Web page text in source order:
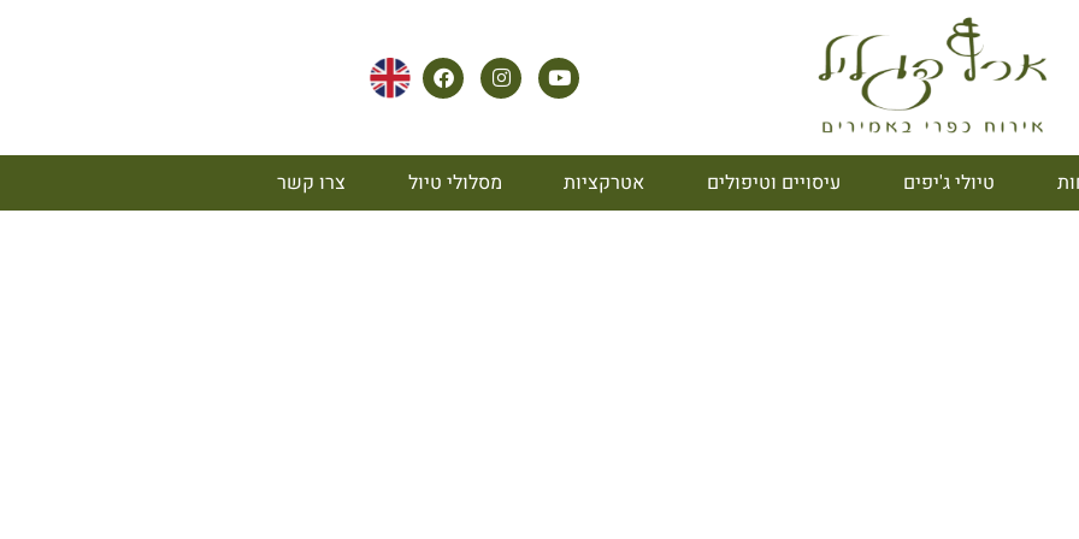
טיולי ג'יפים עיסויים וטיפולים אטרקציות מסלולי טיול צרו קשר